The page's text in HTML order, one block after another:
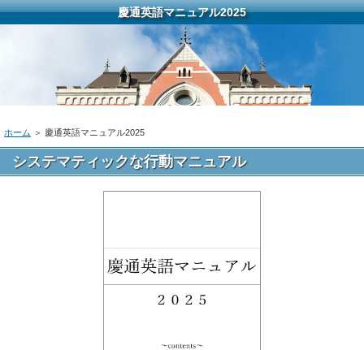
慶通英語マニュアル2025
ホーム ＞ 慶通英語マニュアル2025
システマティックな行動マニュアル